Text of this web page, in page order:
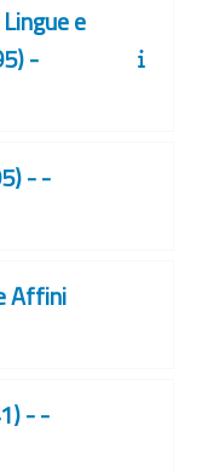
e
-
- -
Affini
- -